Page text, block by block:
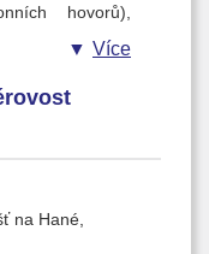
hovorů),
(zajištění
vkladní knížky,
DS),
zabezpečení
zabezpečení
dle přání
pedikúra a
Více
na Hané,